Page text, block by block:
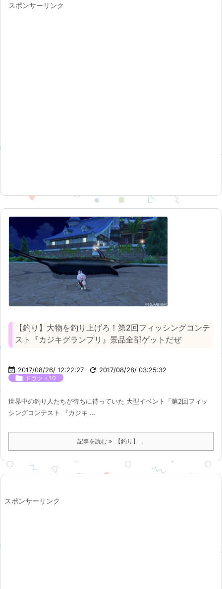
スポンサーリンク
【釣り】大物を釣り上げろ！第2回フィッシングコンテ
スト『カジキグランプリ』景品全部ゲットだぜ
 2017/08/26/ 12:22:27  2017/08/28/ 03:25:32
 ドラクエ10
世界中の釣り人たちが待ちに待っていた 大型イベント「第2回フィッ
シングコンテスト 『カジキ ...
記事を読む 【釣り】 ...
スポンサーリンク